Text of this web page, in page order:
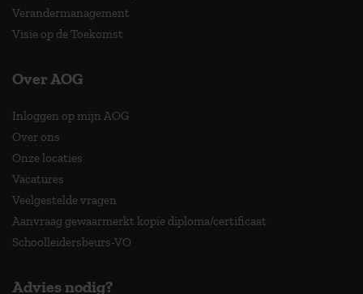
Verandermanagement
Visie op de Toekomst
Over AOG
Inloggen op mijn AOG
Over ons
Onze locaties
Vacatures
Veelgestelde vragen
Aanvraag gewaarmerkt kopie diploma/certificaat
Schoolleidersbeurs-VO
Advies nodig?